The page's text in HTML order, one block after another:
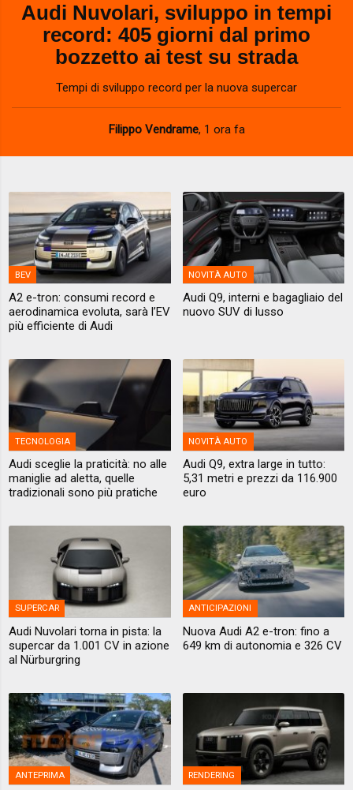
Audi Nuvolari, sviluppo in tempi
record: 405 giorni dal primo
bozzetto ai test su strada
Tempi di sviluppo record per la nuova supercar
Filippo Vendrame, 1 ora fa
BEV
A2 e-tron: consumi record e
aerodinamica evoluta, sarà l’EV
più efficiente di Audi
NOVITÀ AUTO
Audi Q9, interni e bagagliaio del
nuovo SUV di lusso
TECNOLOGIA
Audi sceglie la praticità: no alle
maniglie ad aletta, quelle
tradizionali sono più pratiche
NOVITÀ AUTO
Audi Q9, extra large in tutto:
5,31 metri e prezzi da 116.900
euro
SUPERCAR
Audi Nuvolari torna in pista: la
supercar da 1.001 CV in azione
al Nürburgring
ANTICIPAZIONI
Nuova Audi A2 e-tron: fino a
649 km di autonomia e 326 CV
ANTEPRIMA RENDERING